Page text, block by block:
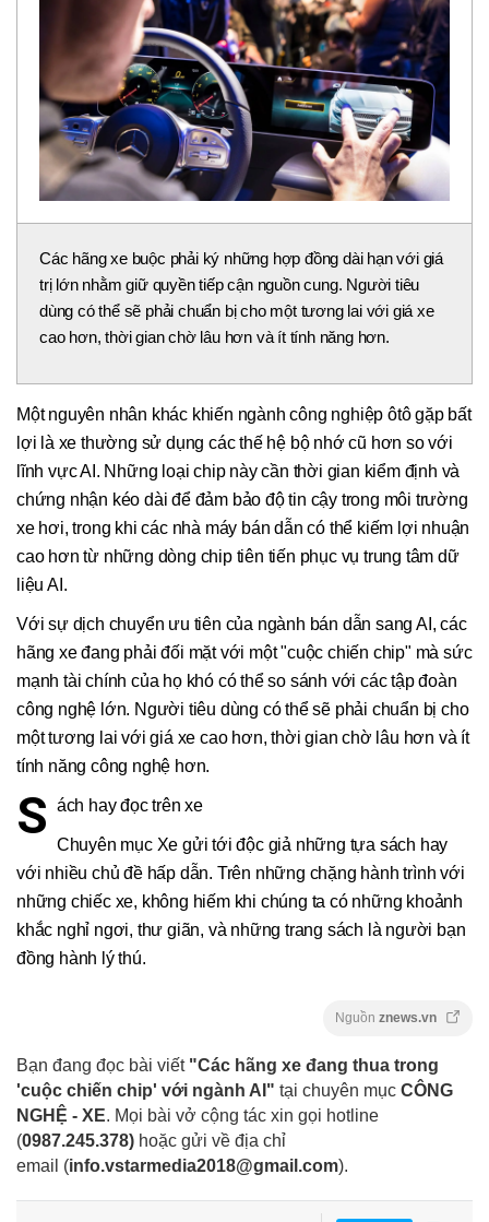
Các hãng xe buộc phải ký những hợp đồng dài hạn với giá
trị lớn nhằm giữ quyền tiếp cận nguồn cung. Người tiêu
dùng có thể sẽ phải chuẩn bị cho một tương lai với giá xe
cao hơn, thời gian chờ lâu hơn và ít tính năng hơn.
Một nguyên nhân khác khiến ngành công nghiệp ôtô gặp bất
lợi là xe thường sử dụng các thế hệ bộ nhớ cũ hơn so với
lĩnh vực AI. Những loại chip này cần thời gian kiểm định và
chứng nhận kéo dài để đảm bảo độ tin cậy trong môi trường
xe hơi, trong khi các nhà máy bán dẫn có thể kiếm lợi nhuận
cao hơn từ những dòng chip tiên tiến phục vụ trung tâm dữ
liệu AI.
Với sự dịch chuyển ưu tiên của ngành bán dẫn sang AI, các
hãng xe đang phải đối mặt với một "cuộc chiến chip" mà sức
mạnh tài chính của họ khó có thể so sánh với các tập đoàn
công nghệ lớn. Người tiêu dùng có thể sẽ phải chuẩn bị cho
một tương lai với giá xe cao hơn, thời gian chờ lâu hơn và ít
tính năng công nghệ hơn.
S ách hay đọc trên xe
Chuyên mục Xe gửi tới độc giả những tựa sách hay
với nhiều chủ đề hấp dẫn. Trên những chặng hành trình với
những chiếc xe, không hiếm khi chúng ta có những khoảnh
khắc nghỉ ngơi, thư giãn, và những trang sách là người bạn
đồng hành lý thú.
Nguồn znews.vn
Bạn đang đọc bài viết "Các hãng xe đang thua trong
'cuộc chiến chip' với ngành AI" tại chuyên mục CÔNG
NGHỆ - XE. Mọi bài vở cộng tác xin gọi hotline
(0987.245.378) hoặc gửi về địa chỉ
email (info.vstarmedia2018@gmail.com).